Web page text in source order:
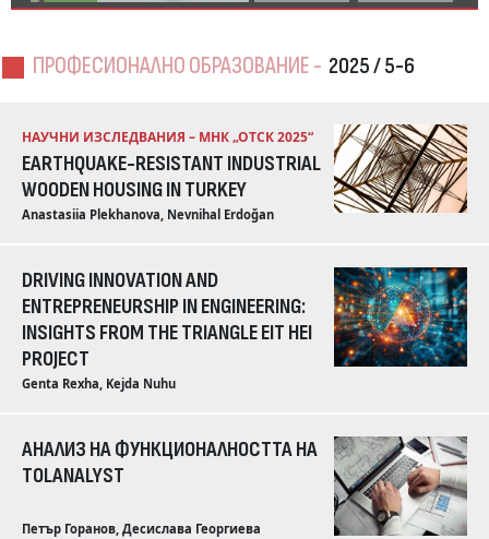
ПРОФЕСИОНАЛНО ОБРАЗОВАНИЕ - 2025 / 5-6
НАУЧНИ ИЗСЛЕДВАНИЯ – МНК „ОТСК 2025“
EARTHQUAKE-RESISTANT INDUSTRIAL
WOODEN HOUSING IN TURKEY
Anastasiia Plekhanova, Nevnihal Erdoğan
DRIVING INNOVATION AND
ENTREPRENEURSHIP IN ENGINEERING:
INSIGHTS FROM THE TRIANGLE EIT HEI
PROJECT
Genta Rexha, Kejda Nuhu
АНАЛИЗ НА ФУНКЦИОНАЛНОСТТА НА
TOLANALYST
Петър Горанов, Десислава Георгиева